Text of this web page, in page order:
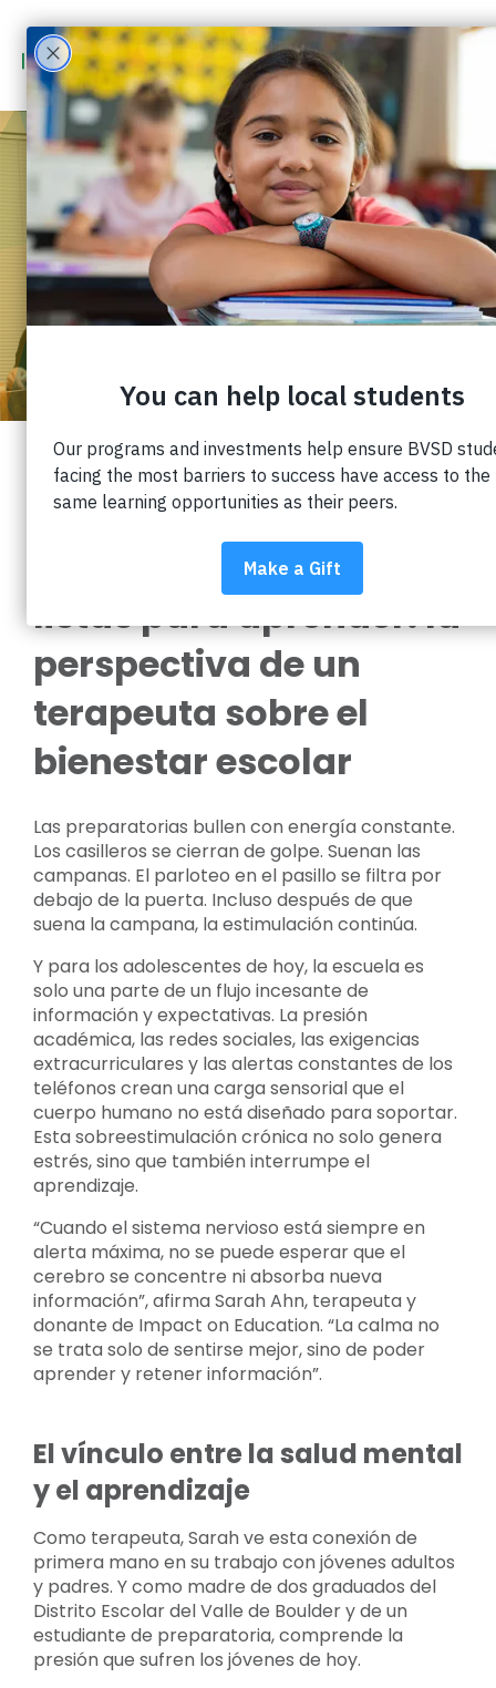
MENTES TRANQUILAS,
LISTAS PARA APRENDER:
LA PERSPECTIVA DE UN
TERAPEUTA SOBRE EL
BIENESTAR ESCOLAR
Publicado: agosto 20, 2025 |Cuota:
Mentes tranquilas,
listas para aprender: la
perspectiva de un
terapeuta sobre el
bienestar escolar
Las preparatorias bullen con energía constante.
Los casilleros se cierran de golpe. Suenan las
campanas. El parloteo en el pasillo se filtra por
debajo de la puerta. Incluso después de que
suena la campana, la estimulación continúa.
Y para los adolescentes de hoy, la escuela es
solo una parte de un flujo incesante de
información y expectativas. La presión
académica, las redes sociales, las exigencias
extracurriculares y las alertas constantes de los
teléfonos crean una carga sensorial que el
cuerpo humano no está diseñado para soportar.
Esta sobreestimulación crónica no solo genera
estrés, sino que también interrumpe el
aprendizaje.
“Cuando el sistema nervioso está siempre en
alerta máxima, no se puede esperar que el
cerebro se concentre ni absorba nueva
información”, afirma Sarah Ahn, terapeuta y
donante de Impact on Education. “La calma no
se trata solo de sentirse mejor, sino de poder
aprender y retener información”.
El vínculo entre la salud mental
y el aprendizaje
Como terapeuta, Sarah ve esta conexión de
primera mano en su trabajo con jóvenes adultos
y padres. Y como madre de dos graduados del
Distrito Escolar del Valle de Boulder y de un
estudiante de preparatoria, comprende la
presión que sufren los jóvenes de hoy.